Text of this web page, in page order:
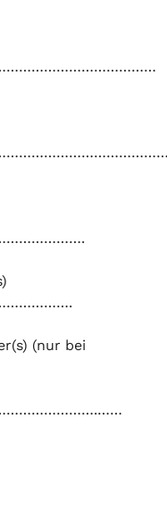
(nur bei